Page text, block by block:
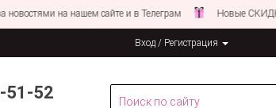
на нашем сайте и в Телеграм Новые СКИДКИ
Вход / Регистрация
51-52